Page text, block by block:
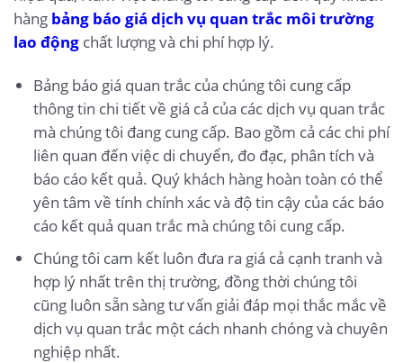
hàng bảng báo giá dịch vụ quan trắc môi trường
lao động chất lượng và chi phí hợp lý.
Bảng báo giá quan trắc của chúng tôi cung cấp
thông tin chi tiết về giá cả của các dịch vụ quan trắc
mà chúng tôi đang cung cấp. Bao gồm cả các chi phí
liên quan đến việc di chuyển, đo đạc, phân tích và
báo cáo kết quả. Quý khách hàng hoàn toàn có thể
yên tâm về tính chính xác và độ tin cậy của các báo
cáo kết quả quan trắc mà chúng tôi cung cấp.
Chúng tôi cam kết luôn đưa ra giá cả cạnh tranh và
hợp lý nhất trên thị trường, đồng thời chúng tôi
cũng luôn sẵn sàng tư vấn giải đáp mọi thắc mắc về
dịch vụ quan trắc một cách nhanh chóng và chuyên
nghiệp nhất.